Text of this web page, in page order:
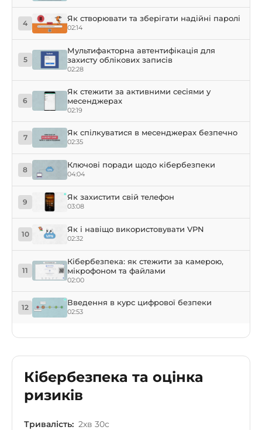
Кібербезпека та оцінка
ризиків
Тривалість: 2хв 30с
4 Як створювати та зберігати надійні паролі
02:14
5
Мультифакторна автентифікація для
захисту облікових записів
02:28
6
Як стежити за активними сесіями у
месенджерах
02:19
7 Як спілкуватися в месенджерах безпечно
02:35
8 Ключові поради щодо кібербезпеки
04:04
9 Як захистити свій телефон
03:08
10 Як і навіщо використовувати VPN
02:32
11
Кібербезпека: як стежити за камерою,
мікрофоном та файлами
02:00
12 Введення в курс цифрової безпеки
02:53